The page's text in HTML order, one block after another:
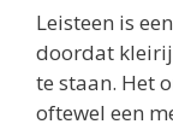
Leisteen is
doordat
te staan. Het
oftewel een